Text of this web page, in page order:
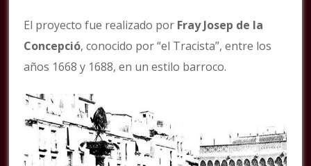
El proyecto fue realizado por Fray Josep de la
Concepció, conocido por “el Tracista”, entre los
años 1668 y 1688, en un estilo barroco.